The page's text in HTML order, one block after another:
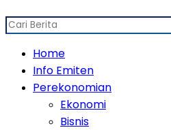
Home
Info Emiten
Perekonomian
Ekonomi
Bisnis